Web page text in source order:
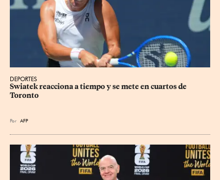
DEPORTES
Swiatek reacciona a tiempo y se mete en cuartos de
Toronto
Por AFP